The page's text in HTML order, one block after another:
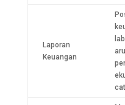
Laporan
Keuangan